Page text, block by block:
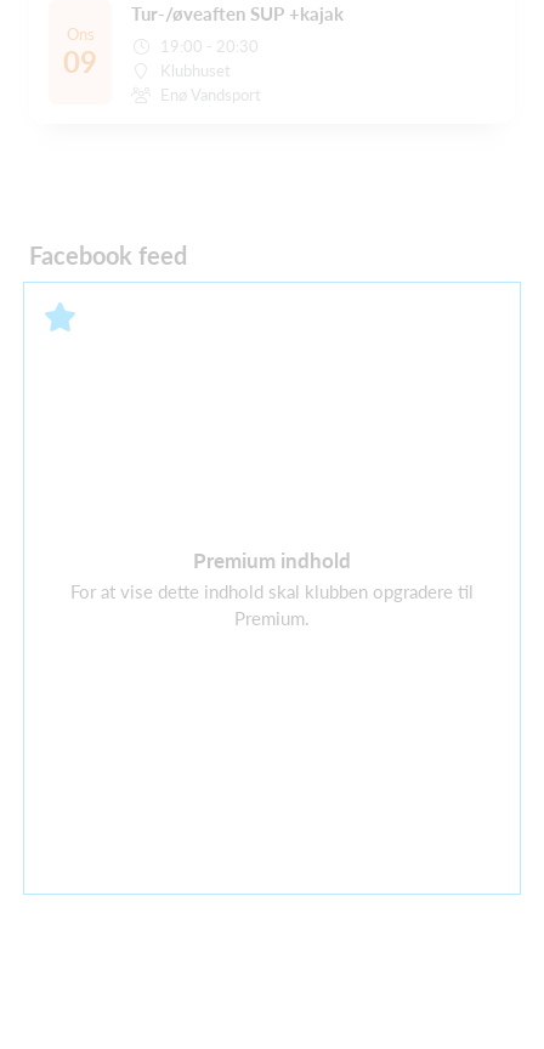
Ons
09
Tur-/øveaften SUP +kajak
19:00 - 20:30
Klubhuset
Enø Vandsport
Facebook feed
Premium indhold
For at vise dette indhold skal klubben opgradere til
Premium.